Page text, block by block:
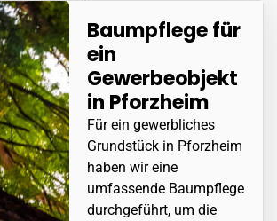
Baumpflege für
ein
Gewerbeobjekt
in Pforzheim
Für ein gewerbliches
Grundstück in Pforzheim
haben wir eine
umfassende Baumpflege
durchgeführt, um die